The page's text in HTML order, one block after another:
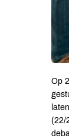
Op
(22/